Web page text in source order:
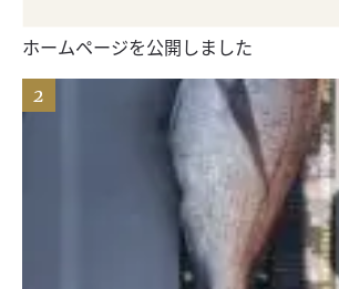
ホームページを公開しました